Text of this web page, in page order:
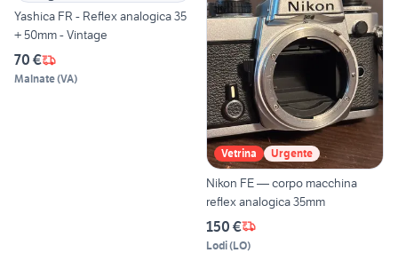
Yashica FR - Reflex analogica 35
+ 50mm - Vintage
70 €
Malnate(VA)
Vetrina Urgente
Nikon FE — corpo macchina
reflex analogica 35mm
150 €
Lodi(LO)